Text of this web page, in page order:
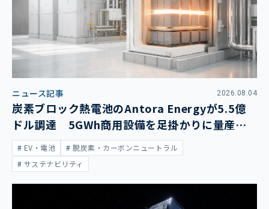
ニュース記事 2026.08.04
炭素ブロック熱電池のAntora Energyが5.5億
ドル調達 5GWh商用設備を足掛かりに量産拡
大EV・電池
脱炭素・カーボンニュートラル
サステナビリティ